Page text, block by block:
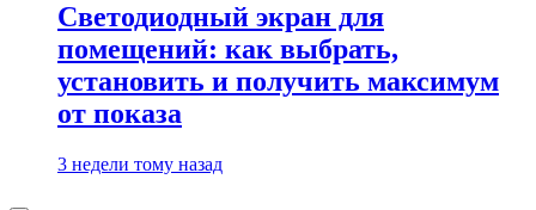
Светодиодный экран для
помещений: как выбрать,
установить и получить максимум
от показа
3 недели тому назад